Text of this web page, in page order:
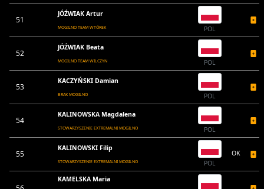
51
JÓŹWIAK Artur
MOGILNO TEAM WTÓREK POL
52
JÓŹWIAK Beata
MOGILNO TEAM WILCZYN POL
53
KACZYŃSKI Damian
BRAK MOGILNO POL
54
KALINOWSKA Magdalena
STOWARZYSZENIE EXTREMALNI MOGILNO POL
55
KALINOWSKI Filip
STOWARZYSZENIE EXTREMALNI MOGILNO POL
OK
KAMELSKA Maria